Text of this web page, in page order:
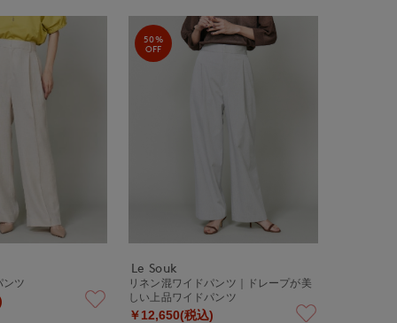
ンツ
50%
OFF
Le Souk
リネン混ワイドパンツ｜ドレープが美
しい上品ワイドパンツ
￥12,650(税込)